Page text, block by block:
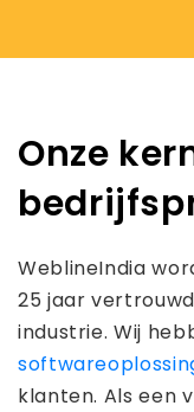
Onze
WeblineIndia
25 jaar
industrie. Wij
klanten. Als een